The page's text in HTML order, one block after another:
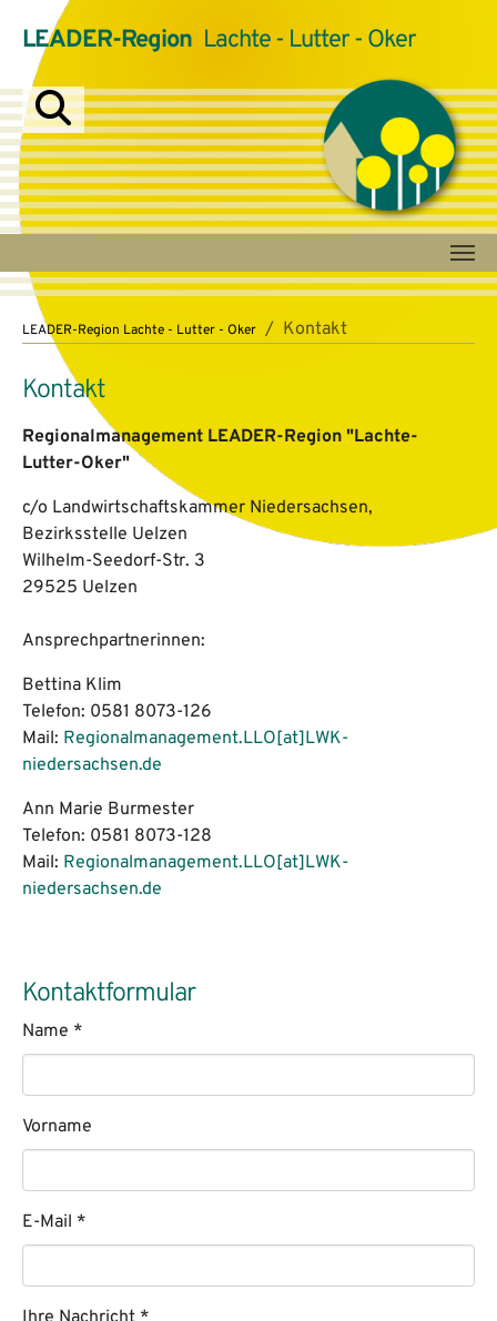
LEADER-Region Lachte - Lutter - Oker
Sie sind hier:
LEADER-Region Lachte - Lutter - Oker Kontakt
Kontakt
Regionalmanagement LEADER-Region "Lachte-
Lutter-Oker"
c/o Landwirtschaftskammer Niedersachsen,
Bezirksstelle Uelzen
Wilhelm-Seedorf-Str. 3
29525 Uelzen
Ansprechpartnerinnen:
Bettina Klim
Telefon: 0581 8073-126
Mail: Regionalmanagement.LLO[at]LWK-
niedersachsen.de
Ann Marie Burmester
Telefon: 0581 8073-128
Mail: Regionalmanagement.LLO[at]LWK-
niedersachsen.de
Kontaktformular
Name *
Vorname
E-Mail *